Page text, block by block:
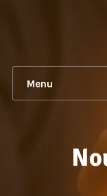
Menu